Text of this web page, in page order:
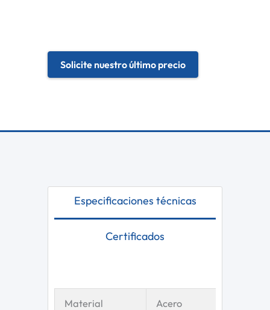
Solicite nuestro último precio
Especificaciones técnicas
Certificados
Material
Acero